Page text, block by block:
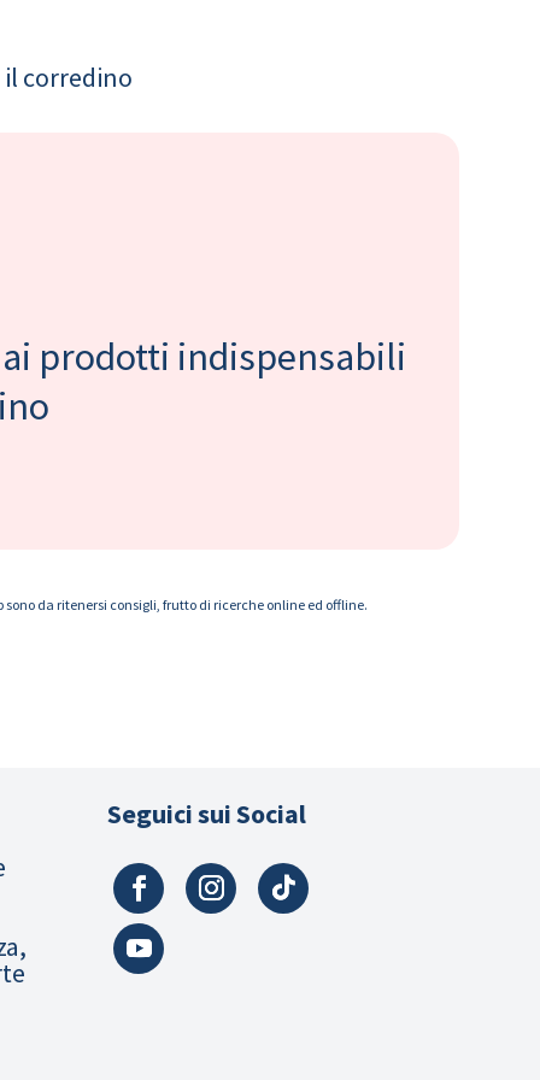
il corredino
prodotti indispensabili
da ritenersi consigli, frutto di ricerche online ed offline.
Seguici sui Social